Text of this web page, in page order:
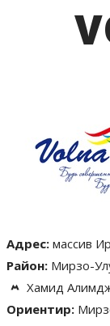
Адрес: массив
Район: Мирзо-
Хамид
Ориентир: